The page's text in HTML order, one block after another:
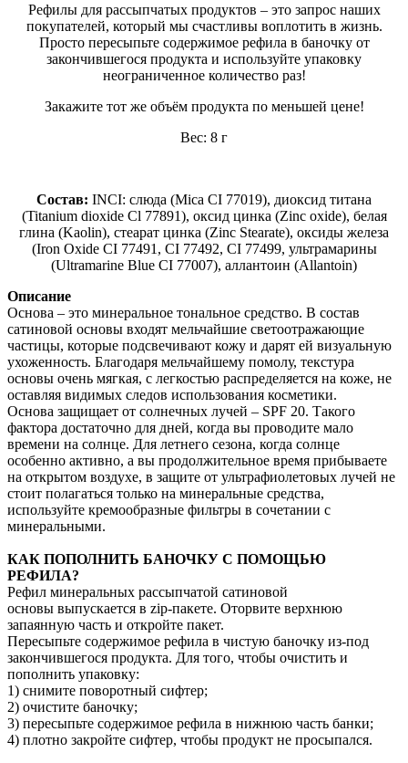
Рефилы для рассыпчатых продуктов – это запрос наших
покупателей, который мы счастливы воплотить в жизнь.
Просто пересыпьте содержимое рефила в баночку от
закончившегося продукта и используйте упаковку
неограниченное количество раз!
Закажите тот же объём продукта по меньшей цене!
Вес: 8 г
Состав: INCI: слюда (Mica CI 77019), диоксид титана
(Titanium dioxide Cl 77891), оксид цинка (Zinc oxide), белая
глина (Kaolin), стеарат цинка (Zinc Stearate), оксиды железа
(Iron Oxide CI 77491, CI 77492, CI 77499, ультрамарины
(Ultramarine Blue CI 77007), аллантоин (Allantoin)
Описание
Основа – это минеральное тональное средство. В состав
сатиновой основы входят мельчайшие светоотражающие
частицы, которые подсвечивают кожу и дарят ей визуальную
ухоженность. Благодаря мельчайшему помолу, текстура
основы очень мягкая, с легкостью распределяется на коже, не
оставляя видимых следов использования косметики.
Основа защищает от солнечных лучей – SPF 20. Такого
фактора достаточно для дней, когда вы проводите мало
времени на солнце. Для летнего сезона, когда солнце
особенно активно, а вы продолжительное время прибываете
на открытом воздухе, в защите от ультрафиолетовых лучей не
стоит полагаться только на минеральные средства,
используйте кремообразные фильтры в сочетании с
минеральными.
КАК ПОПОЛНИТЬ БАНОЧКУ С ПОМОЩЬЮ
РЕФИЛА?
Рефил минеральных рассыпчатой сатиновой
основы выпускается в zip-пакете. Оторвите верхнюю
запаянную часть и откройте пакет.
Пересыпьте содержимое рефила в чистую баночку из-под
закончившегося продукта. Для того, чтобы очистить и
пополнить упаковку:
1) снимите поворотный сифтер;
2) очистите баночку;
3) пересыпьте содержимое рефила в нижнюю часть банки;
4) плотно закройте сифтер, чтобы продукт не просыпался.